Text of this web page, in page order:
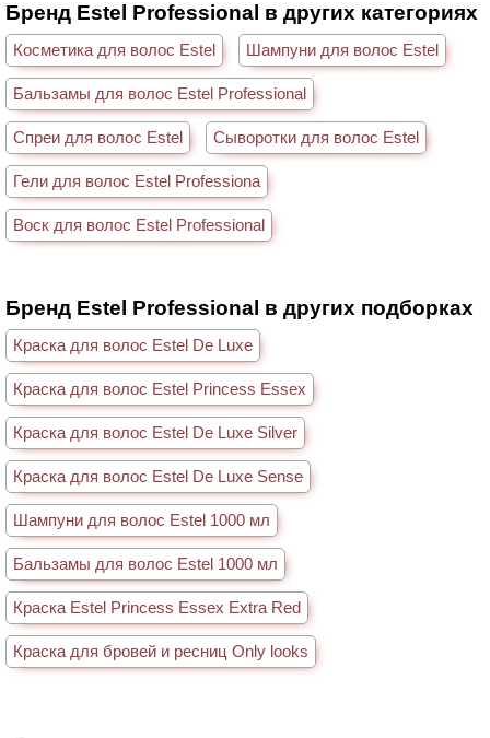
Бренд Estel Professional в других категориях
Косметика для волос Estel Шампуни для волос Estel
Бальзамы для волос Estel Professional
Спреи для волос Estel Сыворотки для волос Estel
Гели для волос Estel Professiona
Воск для волос Estel Professional
Бренд Estel Professional в других подборках
Краска для волос Estel De Luxe
Краска для волос Estel Princess Essex
Краска для волос Estel De Luxe Silver
Краска для волос Estel De Luxe Sense
Шампуни для волос Estel 1000 мл
Бальзамы для волос Estel 1000 мл
Краска Estel Princess Essex Extra Red
Краска для бровей и ресниц Only looks